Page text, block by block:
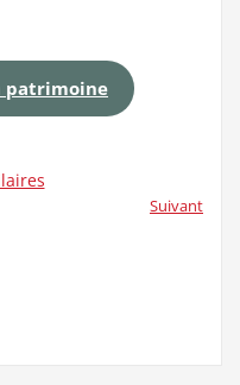
patrimoine
Suivant